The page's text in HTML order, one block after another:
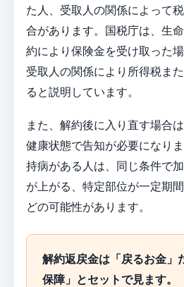
た人、受取人の関係によって
合があります。国税庁は、生
約により保険金を受け取った
受取人の関係により所得税ま
ると説明しています。
また、解約後に入り直す場合
健康状態で告知が必要になり
持病がある人は、同じ条件で
が上がる、特定部位が一定期
どの可能性があります。
解約返戻金は「戻るお金」
保障」とセットで見ます。